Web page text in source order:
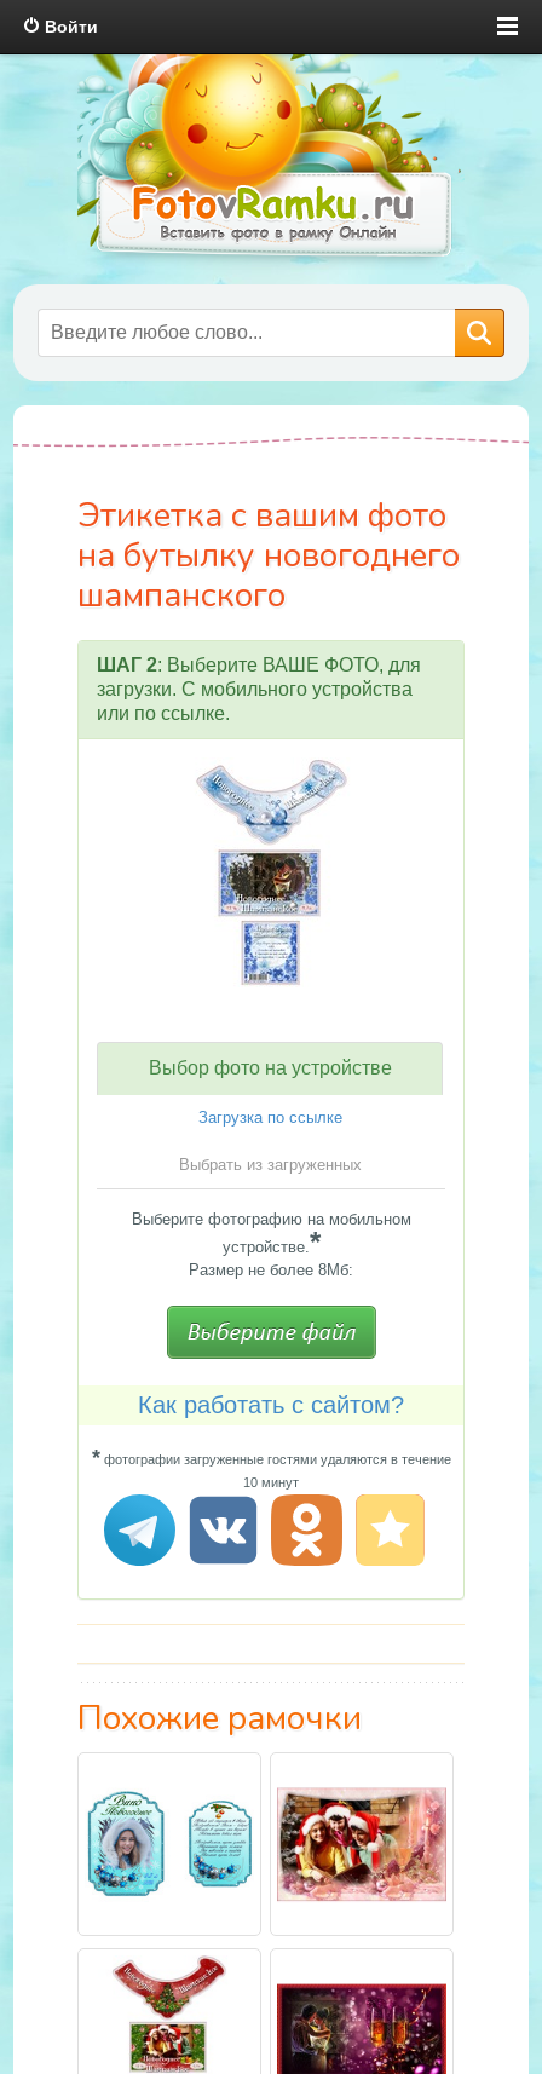
Войти
Этикетка с вашим фото
на бутылку новогоднего
шампанского
ШАГ 2: Выберите ВАШЕ ФОТО, для
загрузки. С мобильного устройства
или по ссылке.
Выбор фото на устройстве
Загрузка по ссылке
Выбрать из загруженных
Выберите фотографию на мобильном
устройстве.*
Размер не более 8Мб:
Как работать с сайтом?
*фотографии загруженные гостями удаляются в течение
10 минут
Похожие рамочки